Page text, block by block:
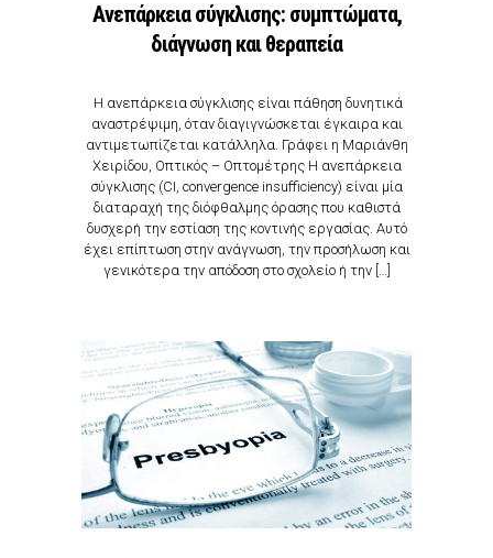
Ανεπάρκεια σύγκλισης: συμπτώματα,
διάγνωση και θεραπεία
Η ανεπάρκεια σύγκλισης είναι πάθηση δυνητικά
αναστρέψιμη, όταν διαγιγνώσκεται έγκαιρα και
αντιμετωπίζεται κατάλληλα. Γράφει η Μαριάνθη
Χειρίδου, Οπτικός – Οπτομέτρης Η ανεπάρκεια
σύγκλισης (CI, convergence insufficiency) είναι μία
διαταραχή της διόφθαλμης όρασης που καθιστά
δυσχερή την εστίαση της κοντινής εργασίας. Αυτό
έχει επίπτωση στην ανάγνωση, την προσήλωση και
γενικότερα την απόδοση στο σχολείο ή την […]